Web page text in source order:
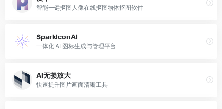
智能一键抠图人像在线抠图物体抠图软件
SparkIconAI
一体化 AI 图标生成与管理平台
AI无损放大
快速提升图片画面清晰工具